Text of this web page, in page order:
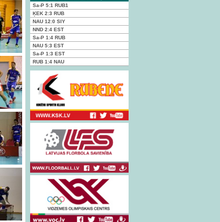
Sa-P 5:1 RUB1
ĶEK 2:3 RUB
NAU 12:0 SIY
NND 2:4 EST
Sa-P 1:4 RUB
NAU 5:3 EST
Sa-P 1:3 EST
RUB 1:4 NAU